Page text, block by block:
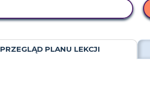
PRZEGLĄD PLANU LEKCJI